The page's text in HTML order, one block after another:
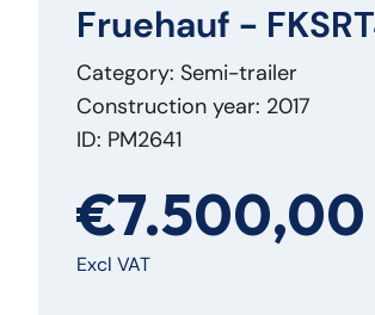
Fruehauf -
Category: Semi-trailer
Construction year: 2017
ID: PM2641
€7.500,00
Excl VAT